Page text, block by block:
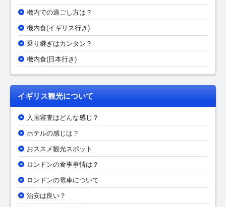
機内での過ごし方は？
機内食(イギリス行き)
乗り継ぎはカンタン？
機内食(日本行き)
イギリス観光について
入国審査はどんな感じ？
ホテルの感じは？
おススメ観光スポット
ロンドンの食事事情は？
ロンドンの電車について
治安は良い？